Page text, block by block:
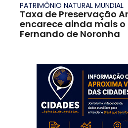
PATRIMÔNIO NATURAL MUNDIAL
Taxa de Preservação
encarece ainda mais
Fernando de Noronha